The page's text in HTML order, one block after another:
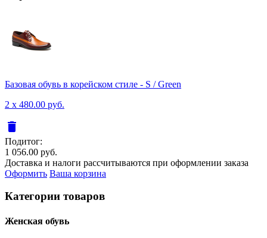
Базовая обувь в корейском стиле - S / Green
2 x 480.00 руб.
delete
Подитог:
1 056.00 руб.
Доставка и налоги рассчитываются при оформлении заказа
Оформить Ваша корзина
Категории товаров
Женcкая обувь